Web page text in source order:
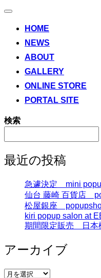
ナ
HOME
NEWS
ABOUT
GALLERY
ONLINE STORE
PORTAL SITE
検索
最近の投稿
急遽決定 mini
仙台 藤崎 百貨店
松屋銀座
kiri popup salon at
期間限定販売 日本
アーカイブ
ア